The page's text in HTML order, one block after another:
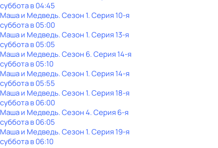
субботав04:45
Маша и Медведь. Сезон 1. Серия 10-я
субботав05:00
Маша и Медведь. Сезон 1. Серия 13-я
субботав05:05
Маша и Медведь. Сезон 6. Серия 14-я
субботав05:10
Маша и Медведь. Сезон 1. Серия 14-я
субботав05:55
Маша и Медведь. Сезон 1. Серия 18-я
субботав06:00
Маша и Медведь. Сезон 4. Серия 6-я
субботав06:05
Маша и Медведь. Сезон 1. Серия 19-я
субботав06:10